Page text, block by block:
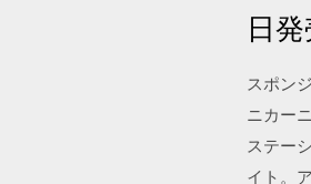
日
スポン
ニカー
ステー
イト。